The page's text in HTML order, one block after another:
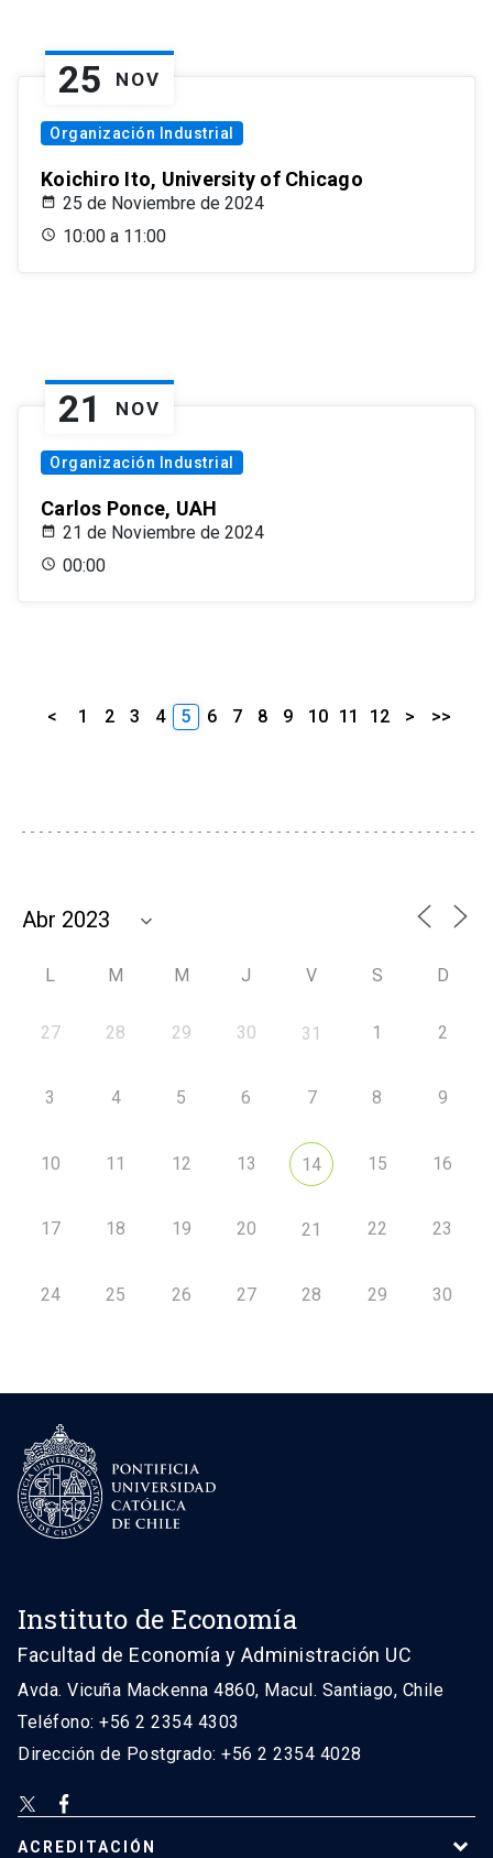
25 NOV
Organización Industrial
Koichiro Ito, University of Chicago
25 de Noviembre de 2024
10:00 a 11:00
21 NOV
Organización Industrial
Carlos Ponce, UAH
21 de Noviembre de 2024
00:00
< 1 2 3 4 5 6 7 8 9 10 11 12 > >>
L M M J V S D
27 28 29 30 31 1 2
3 4 5 6 7 8 9
10 11 12 13 14 15 16
17 18 19 20 21 22 23
24 25 26 27 28 29 30
Instituto de Economía
Facultad de Economía y Administración UC
Avda. Vicuña Mackenna 4860, Macul. Santiago, Chile
Teléfono: +56 2 2354 4303
Dirección de Postgrado: +56 2 2354 4028
ACREDITACIÓN